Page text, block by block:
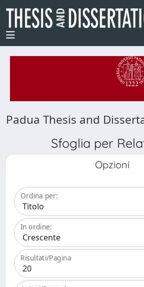
Padua Thesis and
Sfoglia per
Opzioni
Ordina per:
In ordine:
Risultati/Pagina